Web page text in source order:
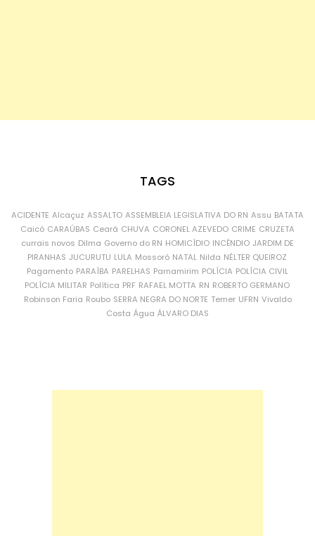
TAGS
ACIDENTE Alcaçuz ASSALTO ASSEMBLEIA LEGISLATIVA DO RN Assu BATATA
Caicó CARAÚBAS Ceará CHUVA CORONEL AZEVEDO CRIME CRUZETA
currais novos Dilma Governo do RN HOMICÍDIO INCÊNDIO JARDIM DE
PIRANHAS JUCURUTU LULA Mossoró NATAL Nilda NÉLTER QUEIROZ
Pagamento PARAÍBA PARELHAS Parnamirim POLÍCIA POLÍCIA CIVIL
POLÍCIA MILITAR Política PRF RAFAEL MOTTA RN ROBERTO GERMANO
Robinson Faria Roubo SERRA NEGRA DO NORTE Temer UFRN Vivaldo
Costa Água ÁLVARO DIAS